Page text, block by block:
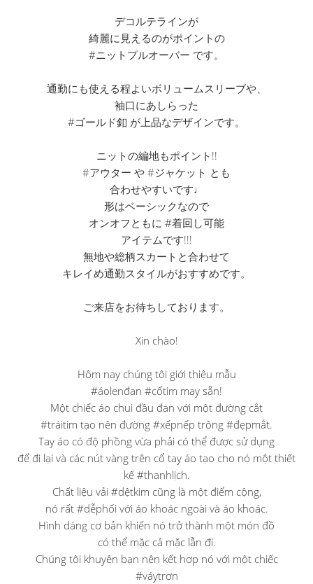
デコルテラインが
綺麗に見えるのがポイントの
#ニットプルオーバー です。
通勤にも使える程よいボリュームスリーブや、
袖口にあしらった
#ゴールド釦 が上品なデザインです。
ニットの編地もポイント!!
#アウター や #ジャケット とも
合わせやすいです♩
形はベーシックなので
オンオフともに #着回し可能
アイテムです!!!
無地や総柄スカートと合わせて
キレイめ通勤スタイルがおすすめです。
ご来店をお待ちしております。
Xin chào!
Hôm nay chúng tôi giới thiệu mẫu
#áolenđan #cổtim may sẵn!
Một chiếc áo chui đầu đan với một đường cắt
#tráitim tạo nên đường #xếpnếp trông #đẹpmắt.
Tay áo có độ phồng vừa phải có thể được sử dụng
để đi lại và các nút vàng trên cổ tay áo tạo cho nó một thiết
kế #thanhlịch.
Chất liệu vải #dệtkim cũng là một điểm cộng,
nó rất #dễphối với áo khoác ngoài và áo khoác.
Hình dáng cơ bản khiến nó trở thành một món đồ
có thể mặc cả mặc lẫn đi.
Chúng tôi khuyên bạn nên kết hợp nó với một chiếc
#váytrơn